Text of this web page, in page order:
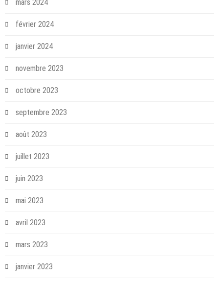
mars 2024
février 2024
janvier 2024
novembre 2023
octobre 2023
septembre 2023
août 2023
juillet 2023
juin 2023
mai 2023
avril 2023
mars 2023
janvier 2023